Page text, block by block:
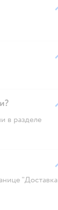
в разделе
"Доставка